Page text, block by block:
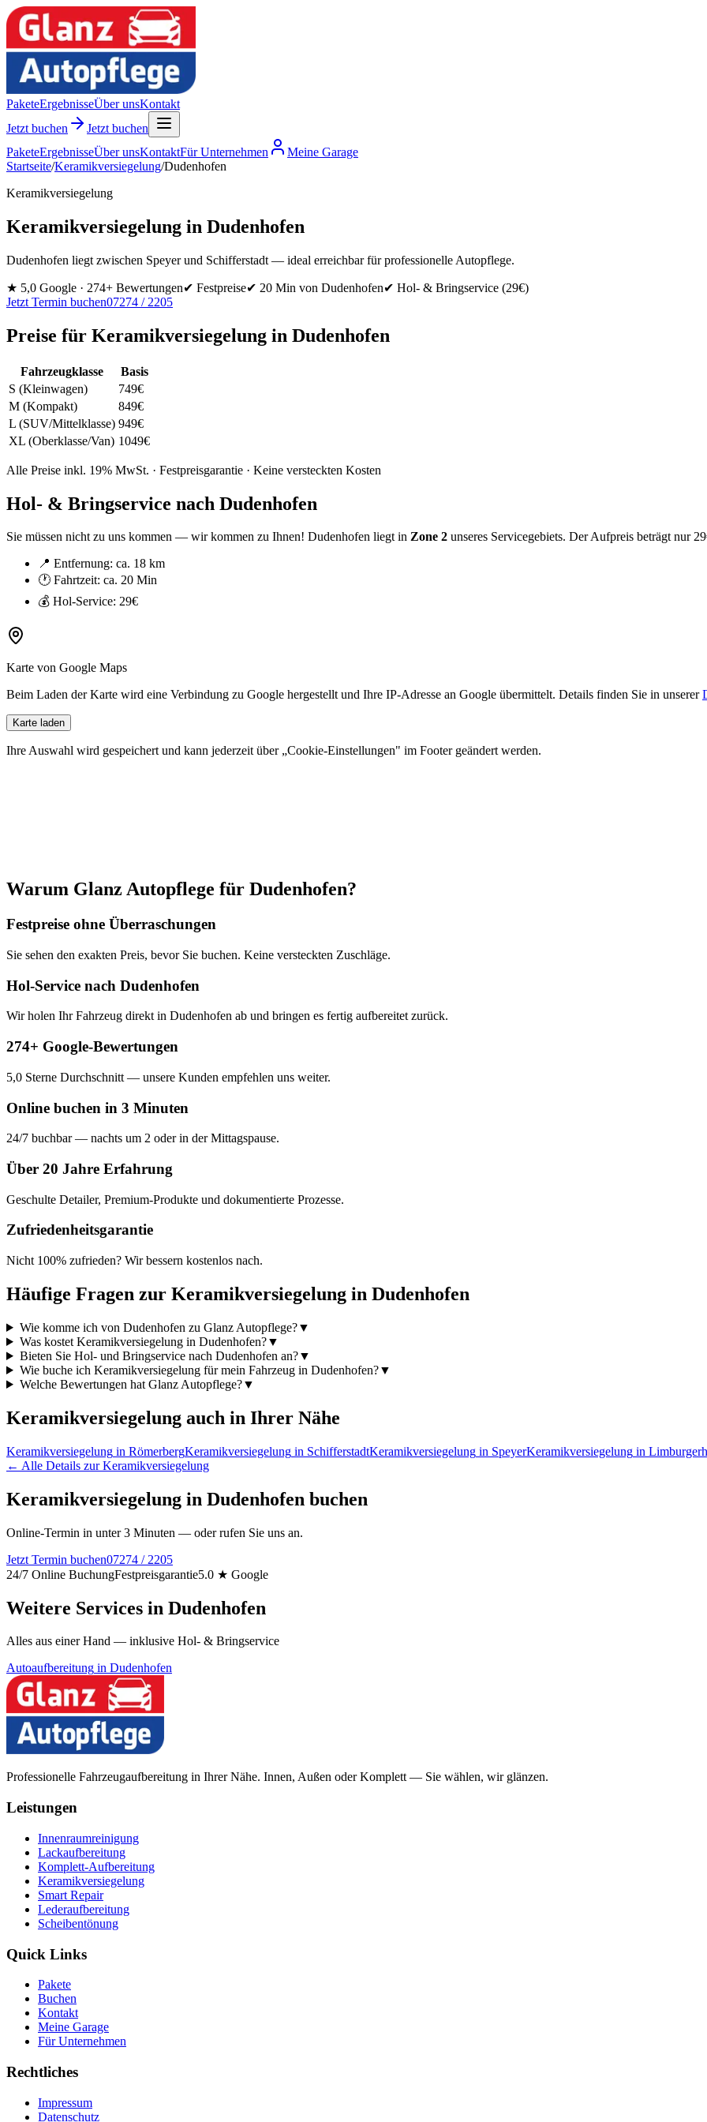
PaketeErgebnisseÜber unsKontakt
Jetzt buchen
Jetzt buchen
PaketeErgebnisseÜber unsKontaktFür Unternehmen
Meine Garage
Startseite/Keramikversiegelung/Dudenhofen
Keramikversiegelung
Keramikversiegelung in Dudenhofen
Dudenhofen liegt zwischen Speyer und Schifferstadt — ideal erreichbar für professionelle Autopflege.
★ 5,0 Google · 274+ Bewertungen✔ Festpreise✔ 20 Min von Dudenhofen✔ Hol- & Bringservice (29€)
Jetzt Termin buchen07274 / 2205
Preise für Keramikversiegelung in Dudenhofen
Fahrzeugklasse
Basis
S (Kleinwagen)
749€
M (Kompakt)
849€
L (SUV/Mittelklasse) 949€
XL (Oberklasse/Van) 1049€
Alle Preise inkl. 19% MwSt. · Festpreisgarantie · Keine versteckten Kosten
Hol- & Bringservice nach Dudenhofen
Sie müssen nicht zu uns kommen — wir kommen zu Ihnen! Dudenhofen liegt in Zone 2 unseres Servicegebiets. Der Aufpreis beträgt nur
📍 Entfernung: ca. 18 km
🕐 Fahrtzeit: ca. 20 Min
💰 Hol-Service: 29€
Karte von Google Maps
Beim Laden der Karte wird eine Verbindung zu Google hergestellt und Ihre IP-Adresse an Google übermittelt. Details finden Sie in unserer
Karte laden
Ihre Auswahl wird gespeichert und kann jederzeit über „Cookie-Einstellungen" im Footer geändert werden.
Warum Glanz Autopflege für Dudenhofen?
Festpreise ohne Überraschungen
Sie sehen den exakten Preis, bevor Sie buchen. Keine versteckten Zuschläge.
Hol-Service nach Dudenhofen
Wir holen Ihr Fahrzeug direkt in Dudenhofen ab und bringen es fertig aufbereitet zurück.
274+ Google-Bewertungen
5,0 Sterne Durchschnitt — unsere Kunden empfehlen uns weiter.
Online buchen in 3 Minuten
24/7 buchbar — nachts um 2 oder in der Mittagspause.
Über 20 Jahre Erfahrung
Geschulte Detailer, Premium-Produkte und dokumentierte Prozesse.
Zufriedenheitsgarantie
Nicht 100% zufrieden? Wir bessern kostenlos nach.
Häufige Fragen zur Keramikversiegelung in Dudenhofen
Wie komme ich von Dudenhofen zu Glanz Autopflege?▼
Was kostet Keramikversiegelung in Dudenhofen?▼
Bieten Sie Hol- und Bringservice nach Dudenhofen an?▼
Wie buche ich Keramikversiegelung für mein Fahrzeug in Dudenhofen?▼
Welche Bewertungen hat Glanz Autopflege?▼
Keramikversiegelung auch in Ihrer Nähe
Keramikversiegelung in RömerbergKeramikversiegelung in SchifferstadtKeramikversiegelung in SpeyerKeramikversiegelung in
← Alle Details zurKeramikversiegelung
Keramikversiegelung in Dudenhofen buchen
Online-Termin in unter 3 Minuten — oder rufen Sie uns an.
Jetzt Termin buchen07274 / 2205
24/7 Online BuchungFestpreisgarantie5.0 ★ Google
Weitere Services in Dudenhofen
Alles aus einer Hand — inklusive Hol- & Bringservice
Autoaufbereitung in Dudenhofen
Professionelle Fahrzeugaufbereitung in Ihrer Nähe. Innen, Außen oder Komplett — Sie wählen, wir glänzen.
Leistungen
Innenraumreinigung
Lackaufbereitung
Komplett-Aufbereitung
Keramikversiegelung
Smart Repair
Lederaufbereitung
Scheibentönung
Quick Links
Pakete
Buchen
Kontakt
Meine Garage
Für Unternehmen
Rechtliches
Impressum
Datenschutz